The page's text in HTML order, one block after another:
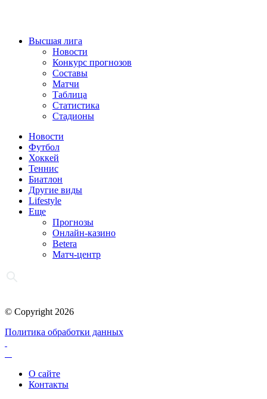
Высшая лига
Новости
Конкурс прогнозов
Составы
Матчи
Таблица
Статистика
Стадионы
Новости
Футбол
Хоккей
Теннис
Биатлон
Другие виды
Lifestyle
Еще
Прогнозы
Онлайн-казино
Betera
Матч-центр
© Copyright 2026
Политика обработки данных
О сайте
Контакты